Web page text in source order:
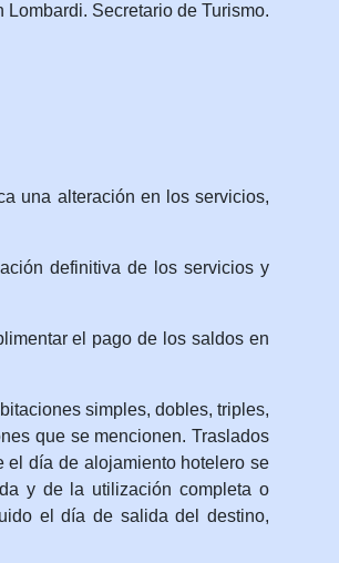
Secretario de Turismo.
una alteración en los servicios,
definitiva de los servicios y
el pago de los saldos en
simples, dobles, triples,
que se mencionen. Traslados
el día de alojamiento hotelero se
y de la utilización completa o
el día de salida del destino,